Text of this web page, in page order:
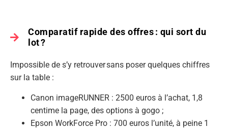
Comparatif rapide des offres : qui sort du
lot ?
Impossible de s’y retrouver sans poser quelques chiffres
sur la table :
Canon imageRUNNER : 2500 euros à l’achat, 1,8
centime la page, des options à gogo ;
Epson WorkForce Pro : 700 euros l’unité, à peine 1